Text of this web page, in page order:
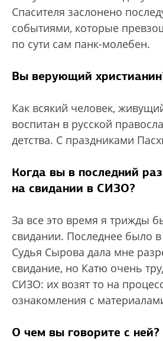
Спасителя заслонено
событиями, которые
по сути сам панк-молебен.
Вы верующий
Как всякий человек,
воспитан в русской
детства. С праздниками
Когда вы в последний
на свидании в СИЗО?
За все это время я трижды
свидании. Последнее было
Судья Сырова дала мне
свидание, но Катю очень
СИЗО: их возят то на
ознакомления с
О чем вы говорите с ней?